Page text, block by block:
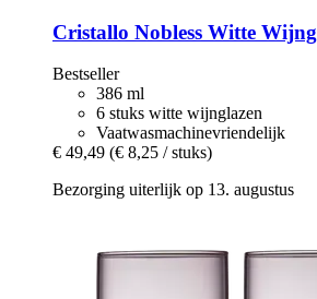
Cristallo Nobless Witte
Bestseller
386 ml
6 stuks witte wijnglazen
Vaatwasmachinevriendelijk
€ 49,49 (€ 8,25 / stuks)
Bezorging uiterlijk op 13. augustus